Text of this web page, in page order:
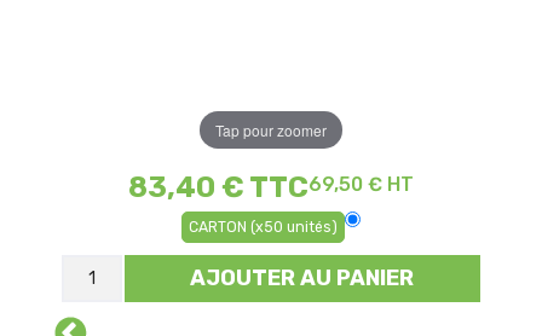
Tap pour zoomer
83,40 € TTC69,50 € HT
CARTON (x50 unités)
AJOUTER AU PANIER